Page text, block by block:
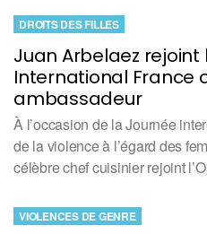
Juan Arbelaez rejoint
International France
ambassadeur
DROITS DES FILLES
À l’occasion de la Journée
de la violence à l’égard des
célèbre chef cuisinier rejoint
VIOLENCES DE GENRE